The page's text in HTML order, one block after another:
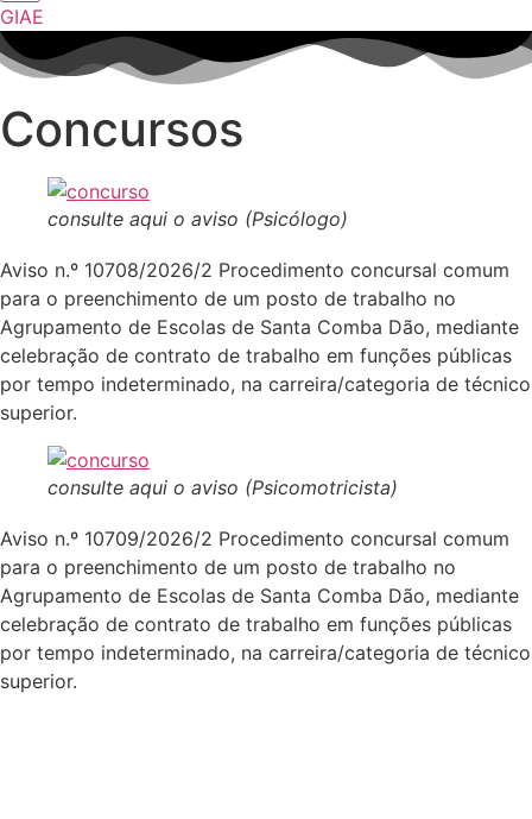
GIAE
Concursos
consulte aqui o aviso (Psicólogo)
Aviso n.º 10708/2026/2 Procedimento concursal comum
para o preenchimento de um posto de trabalho no
Agrupamento de Escolas de Santa Comba Dão, mediante
celebração de contrato de trabalho em funções públicas
por tempo indeterminado, na carreira/categoria de técnico
superior.
consulte aqui o aviso (Psicomotricista)
Aviso n.º 10709/2026/2 Procedimento concursal comum
para o preenchimento de um posto de trabalho no
Agrupamento de Escolas de Santa Comba Dão, mediante
celebração de contrato de trabalho em funções públicas
por tempo indeterminado, na carreira/categoria de técnico
superior.